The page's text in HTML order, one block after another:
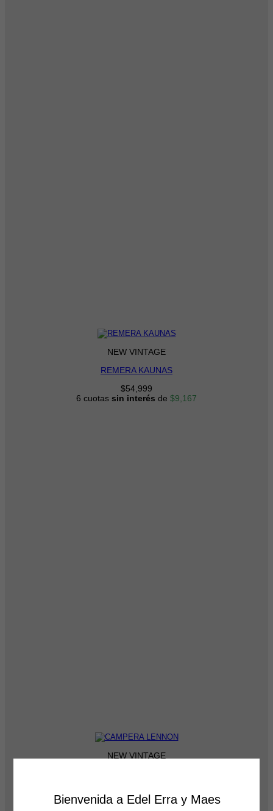
NEW VINTAGE
REMERA KAUNAS
$54,999
6 cuotas sin interés de $9,167
NEW VINTAGE
6 cuotassin interés de$16,000
Bienvenida a Edel Erra y Maes